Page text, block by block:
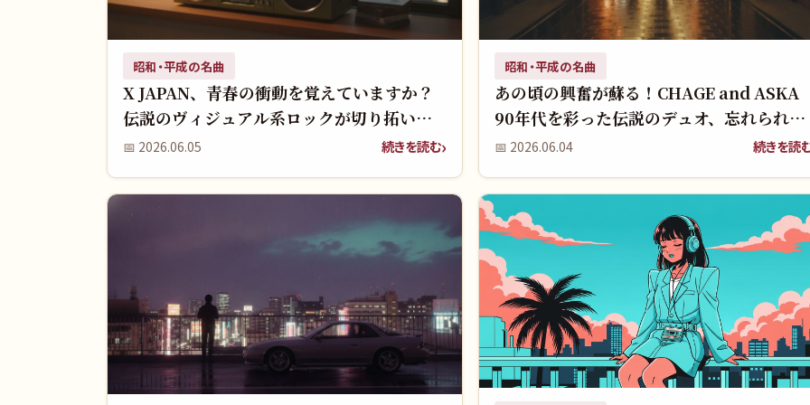
昭和・平成の名曲
X JAPAN、青春の衝動を覚えていますか？
伝説のヴィジュアル系ロックが切り拓いた
90年代！
📅 2026.06.05 続きを読む
昭和・平成の名曲
あの頃の興奮が蘇る！CHAGE and ASKA
90年代を彩った伝説のデュオ、忘れられな
い名曲ランキングをもう一度！
📅 2026.06.04 続きを読